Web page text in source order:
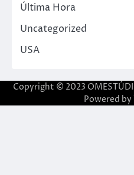
Última Hora
Uncategorized
USA
Copyright © 2023
Powered by